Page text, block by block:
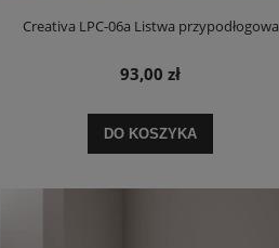
Creativa LPC-06a Listwa przypodłogowa
93,00 zł
DO KOSZYKA